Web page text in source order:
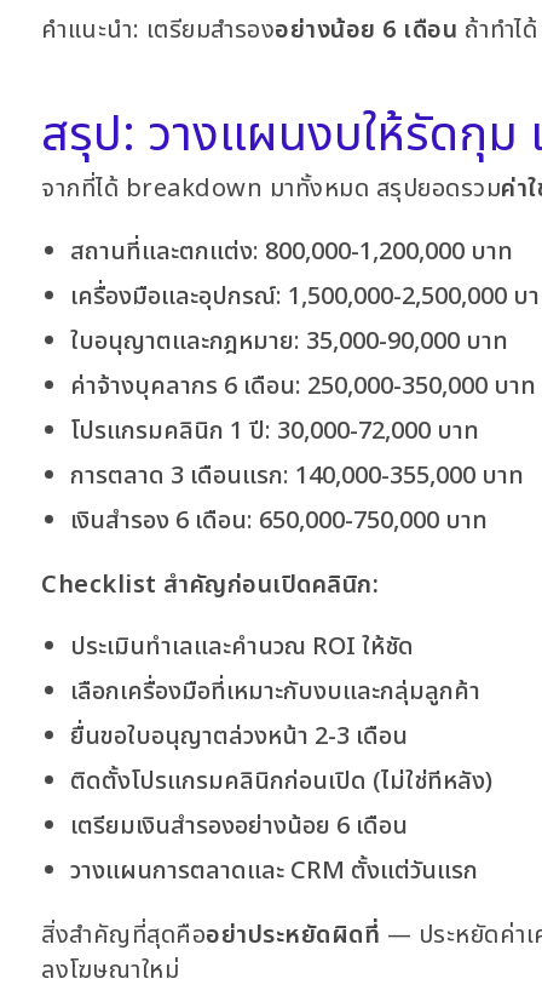
คำแนะนำ: เตรียมสำรองอย่างน้อย 6 เดือน ถ้าทำไ
สรุป: วางแผนงบให้รัดกุม
จากที่ได้ breakdown มาทั้งหมด สรุปยอดรวมค่า
สถานที่และตกแต่ง: 800,000-1,200,000 บาท
เครื่องมือและอุปกรณ์: 1,500,000-2,500,000 บ
ใบอนุญาตและกฎหมาย: 35,000-90,000 บาท
ค่าจ้างบุคลากร 6 เดือน: 250,000-350,000 บาท
โปรแกรมคลินิก 1 ปี: 30,000-72,000 บาท
การตลาด 3 เดือนแรก: 140,000-355,000 บาท
เงินสำรอง 6 เดือน: 650,000-750,000 บาท
Checklist สำคัญก่อนเปิดคลินิก:
ประเมินทำเลและคำนวณ ROI ให้ชัด
เลือกเครื่องมือที่เหมาะกับงบและกลุ่มลูกค้า
ยื่นขอใบอนุญาตล่วงหน้า 2-3 เดือน
ติดตั้งโปรแกรมคลินิกก่อนเปิด (ไม่ใช่ทีหลัง)
เตรียมเงินสำรองอย่างน้อย 6 เดือน
วางแผนการตลาดและ CRM ตั้งแต่วันแรก
สิ่งสำคัญที่สุดคืออย่าประหยัดผิดที่ — ประหยัดค่าเ
ลงโฆษณาใหม่